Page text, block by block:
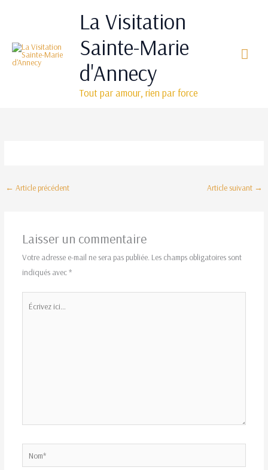
La Visitation
Sainte-Marie
d'Annecy
Tout par amour, rien par force
← Article précédent Article suivant →
Laisser un commentaire
Votre adresse e-mail ne sera pas publiée. Les champs obligatoires sont
indiqués avec*